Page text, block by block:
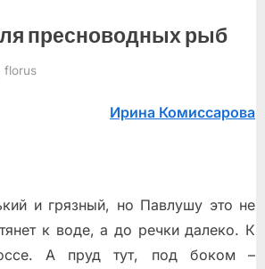
пресноводных рыб
By
florus
Ирина Комиссарова
и грязный, но Павлушу это не
к воде, а до речки далеко. К
А пруд тут, под боком –